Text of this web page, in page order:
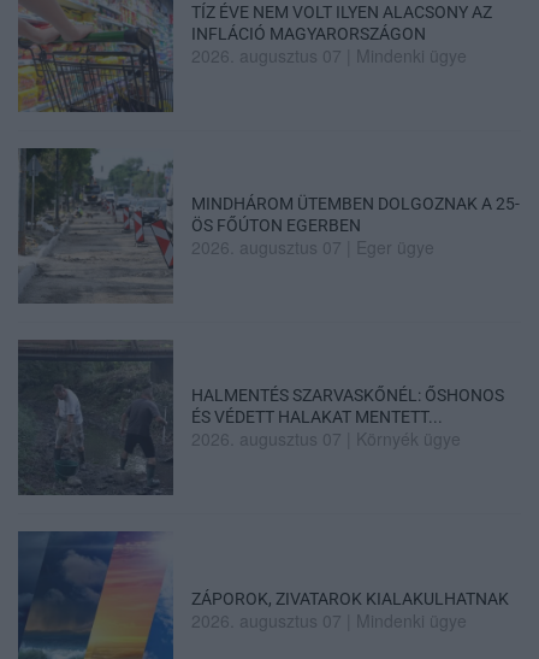
TÍZ ÉVE NEM VOLT ILYEN ALACSONY AZ
INFLÁCIÓ MAGYARORSZÁGON
2026. augusztus 07 Mindenki ügye
MINDHÁROM ÜTEMBEN DOLGOZNAK A 25-
ÖS FŐÚTON EGERBEN
2026. augusztus 07 Eger ügye
HALMENTÉS SZARVASKŐNÉL: ŐSHONOS
ÉS VÉDETT HALAKAT MENTETT...
2026. augusztus 07 Környék ügye
ZÁPOROK, ZIVATAROK KIALAKULHATNAK
2026. augusztus 07 Mindenki ügye